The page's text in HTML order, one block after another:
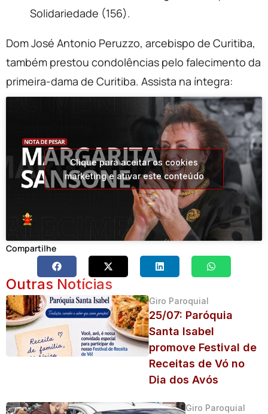
Solidariedade (156).
Dom José Antonio Peruzzo, arcebispo de Curitiba,
também prestou condolências pelo falecimento da
primeira-dama de Curitiba. Assista na íntegra:
Clique para aceitar os cookies
marketing e ativar este conteúdo
Compartilhe
Outras Notícias
Giro Paroquial
25/07: Paróquia
Santa Isabel
promove Festival de
Receitas de Vó no
Dia dos Avós
Giro Paroquial